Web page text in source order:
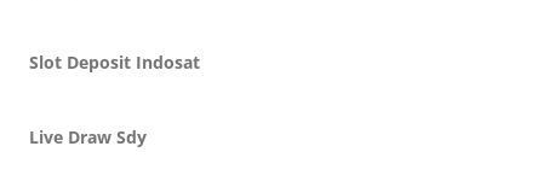
Slot Deposit Indosat
Live Draw Sdy